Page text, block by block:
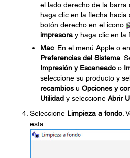
el lado derecho de la barra
haga clic en la flecha
botón derecho en el icono
impresora y haga clic en la
Mac: En el menú Apple o
Preferencias del Sistema .
Impresión y Escaneado o
seleccione su producto y
recambios u Opciones y
Utilidad y seleccione Abrir
Seleccione Limpieza a fondo .
esta: